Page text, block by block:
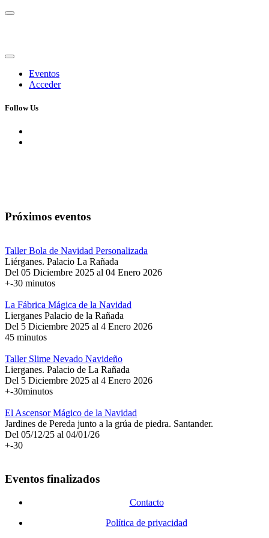
Eventos
Acceder
Follow Us
Próximos eventos
Taller Bola de Navidad Personalizada
Liérganes. Palacio La Rañada
Del 05 Diciembre 2025 al 04 Enero 2026
+-30 minutos
La Fábrica Mágica de la Navidad
Lierganes Palacio de la Rañada
Del 5 Diciembre 2025 al 4 Enero 2026
45 minutos
Taller Slime Nevado Navideño
Lierganes. Palacio de La Rañada
Del 5 Diciembre 2025 al 4 Enero 2026
+-30minutos
El Ascensor Mágico de la Navidad
Jardines de Pereda junto a la grúa de piedra. Santander.
Del 05/12/25 al 04/01/26
+-30
Eventos finalizados
Contacto
Política de privacidad